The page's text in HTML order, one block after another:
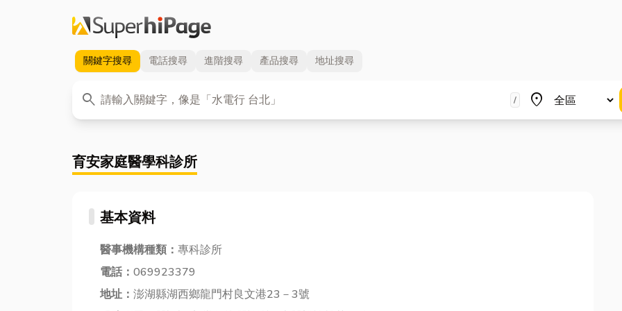
關鍵字搜尋 電話搜尋 進階搜尋 產品搜尋 地址搜尋
search
關鍵字 / place
地區
育安家庭醫學科診所
基本資料
醫事機構種類： 專科診所
電話： 069923379
地址： 澎湖縣湖西鄉龍門村良文港23－3號